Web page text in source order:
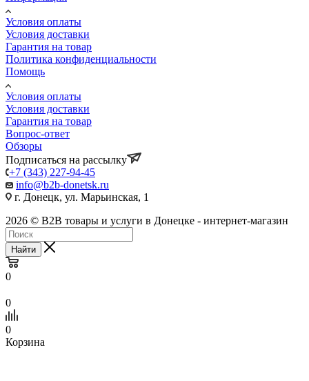
Условия оплаты
Условия доставки
Гарантия на товар
Политика конфиденциальности
Помощь
Условия оплаты
Условия доставки
Гарантия на товар
Вопрос-ответ
Обзоры
Подписаться на рассылку
+7 (343) 227-94-45
info@b2b-donetsk.ru
г. Донецк, ул. Марьинская, 1
2026 © B2B товары и услуги в Донецке - интернет-магазин
Найти
0
0
0
Корзина